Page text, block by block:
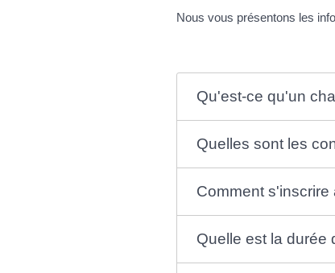
Nous vous présentons les
Qu'est-ce qu'un
Quelles sont les
Comment
Quelle est la durée